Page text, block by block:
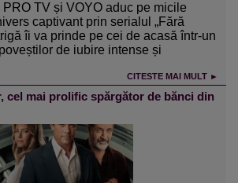
PRO TV și VOYO aduc pe micile
captivant prin serialul „Fără
îi va prinde pe cei de acasă într-un
de iubire intense și
CITESTE MAI MULT ►
cel mai prolific spărgător de bănci din